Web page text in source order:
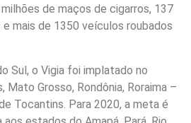
de maços de cigarros, 137
mais de 1350 veículos roubados
Sul, o Vigia foi implatado no
Mato Grosso, Rondônia, Roraima –
Tocantins. Para 2020, a meta é